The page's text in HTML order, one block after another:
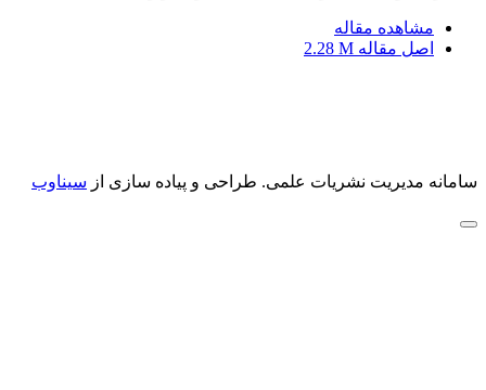
مشاهده مقاله
اصل مقاله 2.28 M
سامانه مدیریت نشریات علمی. طراحی و پیاده سازی از سیناوب